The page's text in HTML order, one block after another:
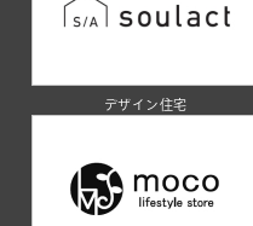
デザイン住宅